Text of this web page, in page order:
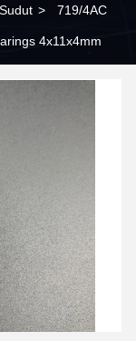
> 719/4AC
4x11x4mm